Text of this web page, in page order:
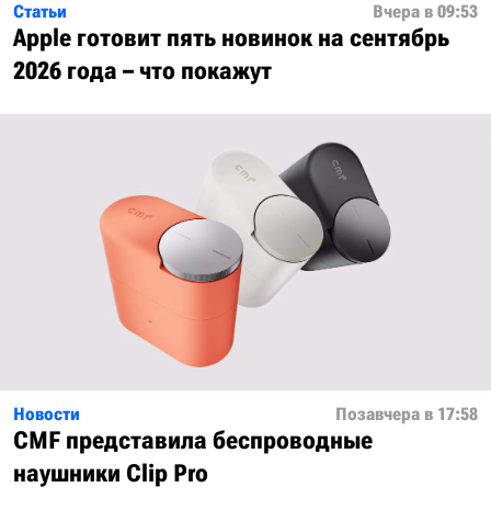
Статьи Вчера в 09:53
Apple готовит пять новинок на сентябрь
2026 года – что покажут
Новости Позавчера в 17:58
CMF представила беспроводные
наушники Clip Pro